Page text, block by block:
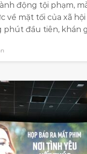
động tội phạm,
về mặt tối của xã hội
phút đầu tiên, khán